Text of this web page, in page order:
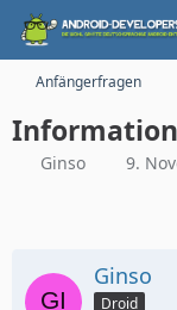
Anfängerfragen
Ginso 9.
Ginso
Droid